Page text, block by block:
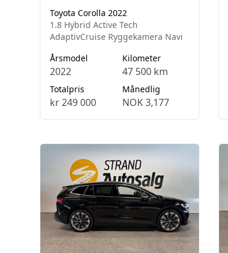
Toyota Corolla 2022
1.8 Hybrid Active Tech
AdaptivCruise Ryggekamera Navi
Årsmodel
2022
Kilometer
47 500 km
Totalpris
kr 249 000
Månedlig
NOK 3,177